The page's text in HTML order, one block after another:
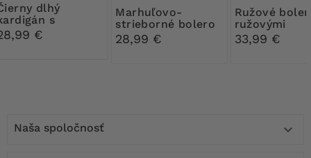
s
kvetmi
€
Marhuľovo-
strieborné bolero
28,99 €
Ružové bolerko s
ružovými
ozdobami
33,99 €
Naša spoločnosť 